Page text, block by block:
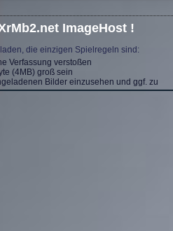
ImageHost !
die einzigen Spielregeln sind:
Verfassung verstoßen
(4MB) groß sein
Bilder einzusehen und ggf. zu